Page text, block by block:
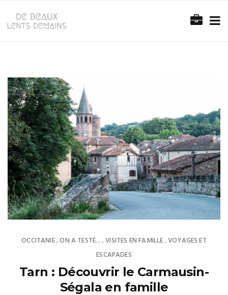
OCCITANIE,ON A TESTÉ... ,VISITES EN FAMILLE ,VOYAGES ET
ESCAPADES
Tarn : Découvrir le Carmausin-
Ségala en famille